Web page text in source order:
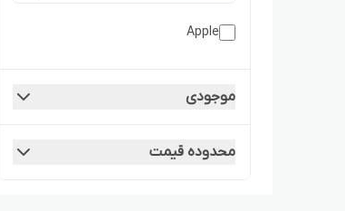
Apple
موجودی
محدوده قیمت